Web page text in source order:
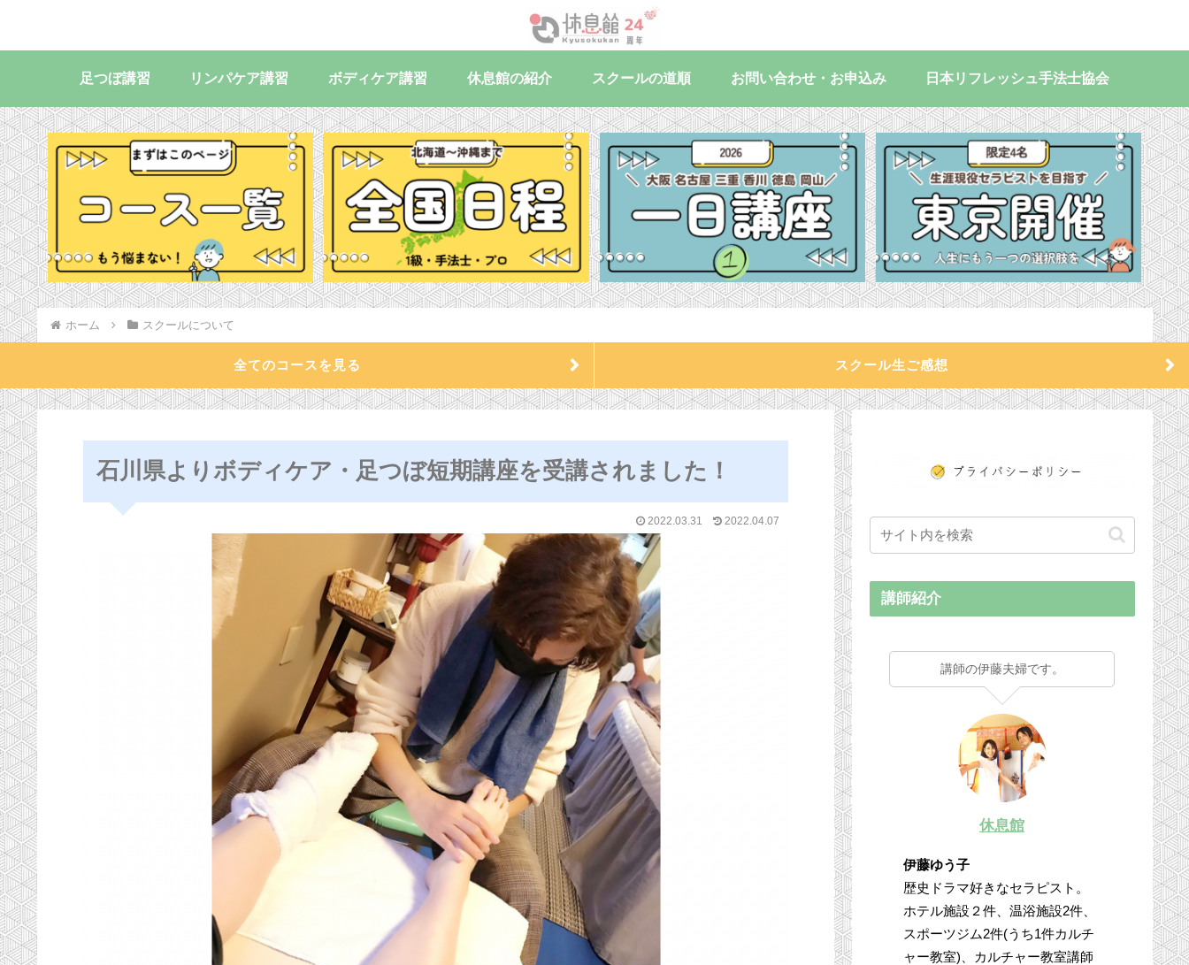
足つぼ講習 リンパケア講習 ボディケア講習 休息館の紹介 スクールの道順 お問い合わせ・お申込み 日本リフレッシュ手法士協会
ホーム スクールについて
全てのコースを見る スクール生ご感想
石川県よりボディケア・足つぼ短期講座を受講されました！
2022.03.31 2022.04.07
講師紹介
講師の伊藤夫婦です。
休息館
伊藤ゆう子
歴史ドラマ好きなセラピスト。
ホテル施設２件、温浴施設2件、
スポーツジム2件(うち1件カルチ
ャー教室)、カルチャー教室講師